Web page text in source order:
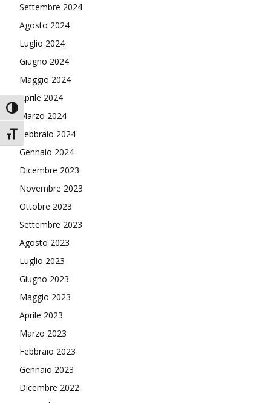
Attiva/disattiva alto contrasto
Attiva/disattiva dimensione testo
Settembre 2024
Agosto 2024
Luglio 2024
Giugno 2024
Maggio 2024
Aprile 2024
Marzo 2024
Febbraio 2024
Gennaio 2024
Dicembre 2023
Novembre 2023
Ottobre 2023
Settembre 2023
Agosto 2023
Luglio 2023
Giugno 2023
Maggio 2023
Aprile 2023
Marzo 2023
Febbraio 2023
Gennaio 2023
Dicembre 2022